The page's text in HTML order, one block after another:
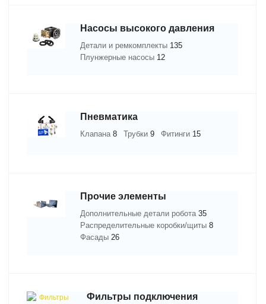
Насосы высокого давления
Детали и ремкомплекты 135
Плунжерные насосы 12
Пневматика
Клапана 8 Трубки 9 Фитинги 15
Прочие элементы
Дополнительные детали робота 35
Распределительные коробки/щиты 8
Фасады 26
Фильтры подключения